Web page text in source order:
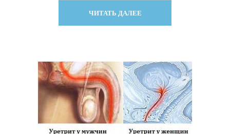
ЧИТАТЬ ДАЛЕЕ